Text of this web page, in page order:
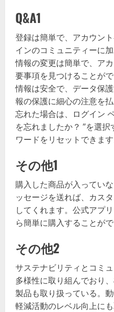
Q&A1
登録は簡単で、アカウン
インのコミュニティーに
情報の変更は簡単で、ア
要事項を見つけることが
情報は安全で、データ保
報の保護に細心の注意を
忘れた場合は、ログイン
を忘れましたか？ ”を選
ワードをリセットできます
その他1
購入した商品が入ってい
ッセージを送れば、カス
してくれます。公式アプ
ら簡単に購入することがで
その他2
サステナビリティとコミ
多様性に取り組んでおり
製品も取り扱っている。
軽減活動のレベル向上に